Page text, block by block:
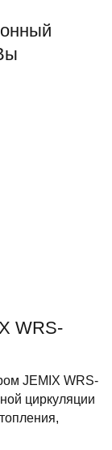
WRS-
JEMIX WRS-
циркуляции